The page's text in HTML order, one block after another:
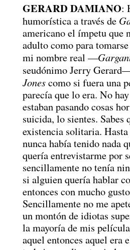
GERARD DAMIANO:
humorística a través de
americano el ímpetu que
adulto como para
mi nombre real —
seudónimo Jerry
Jonescomo si fuera una
parecía que lo era. No
estaban pasando cosas
suicida, lo sientes. Sabes
existencia solitaria. Hasta
nunca había tenido nada
quería entrevistarme por
sencillamente no tenía
si alguien quería hablar
entonces con mucho
Sencillamente no me
un montón de idiotas
la mayoría de mis
aquel entonces aquel era